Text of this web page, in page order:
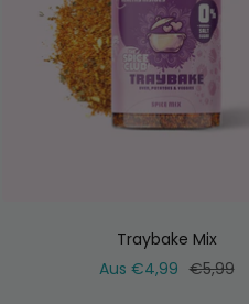
Traybake Mix
Verkaufspreis
Aus €4,99 Normaler
€5,99